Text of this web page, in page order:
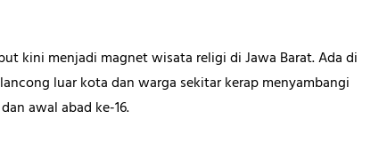
kini menjadi magnet wisata religi di Jawa Barat. Ada di
luar kota dan warga sekitar kerap menyambangi
awal abad ke-16.